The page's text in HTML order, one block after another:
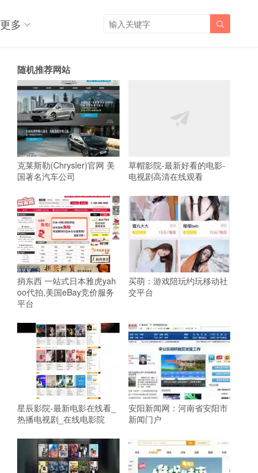
更多 
随机推荐网站
克莱斯勒(Chrysler)官网 美
国著名汽车公司
草帽影院-最新好看的电影-
电视剧高清在线观看
捎东西 一站式日本雅虎yah
oo代拍,美国eBay竞价服务
平台
买萌：游戏陪玩约玩移动社
交平台
星辰影院-最新电影在线看_
热播电视剧_在线电影院
安阳新闻网：河南省安阳市
新闻门户